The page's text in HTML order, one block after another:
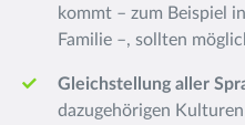
kommt – zum Beispiel
Familie –, sollten
Gleichstellung aller
dazugehörigen